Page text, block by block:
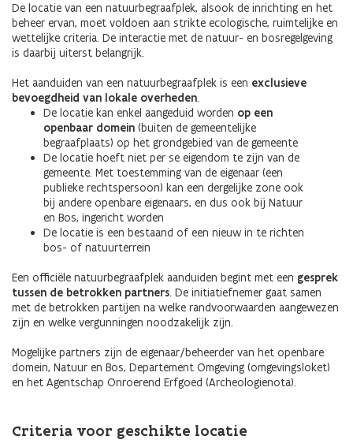
De locatie van een natuurbegraafplek, alsook de inrichting en het
beheer ervan, moet voldoen aan strikte ecologische, ruimtelijke en
wettelijke criteria. De interactie met de natuur- en bosregelgeving
is daarbij uiterst belangrijk.
Het aanduiden van een natuurbegraafplek is een exclusieve
bevoegdheid van lokale overheden.
De locatie kan enkel aangeduid worden op een
openbaar domein (buiten de gemeentelijke
begraafplaats) op het grondgebied van de gemeente
De locatie hoeft niet per se eigendom te zijn van de
gemeente. Met toestemming van de eigenaar (een
publieke rechtspersoon) kan een dergelijke zone ook
bij andere openbare eigenaars, en dus ook bij Natuur
en Bos, ingericht worden
De locatie is een bestaand of een nieuw in te richten
bos- of natuurterrein
Een officiële natuurbegraafplek aanduiden begint met een gesprek
tussen de betrokken partners. De initiatiefnemer gaat samen
met de betrokken partijen na welke randvoorwaarden aangewezen
zijn en welke vergunningen noodzakelijk zijn.
Mogelijke partners zijn de eigenaar/beheerder van het openbare
domein, Natuur en Bos, Departement Omgeving (omgevingsloket)
en het Agentschap Onroerend Erfgoed (Archeologienota).
Criteria voor geschikte locatie